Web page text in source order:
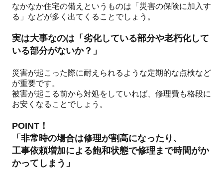
なかなか住宅の備えというものは「災害の保険に加入す
る」などが多く出てくることでしょう。
実は大事なのは「劣化している部分や老朽化して
いる部分がないか？」
災害が起こった際に耐えられるような定期的な点検など
が重要です。
被害が起こる前から対処をしていれば、修理費も格段に
お安くなることでしょう。
POINT！
「非常時の場合は修理が割高になったり、
工事依頼増加による飽和状態で修理まで時間がか
かってしまう」